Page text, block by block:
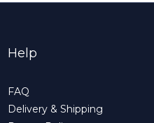
Help
FAQ
Delivery & Shipping